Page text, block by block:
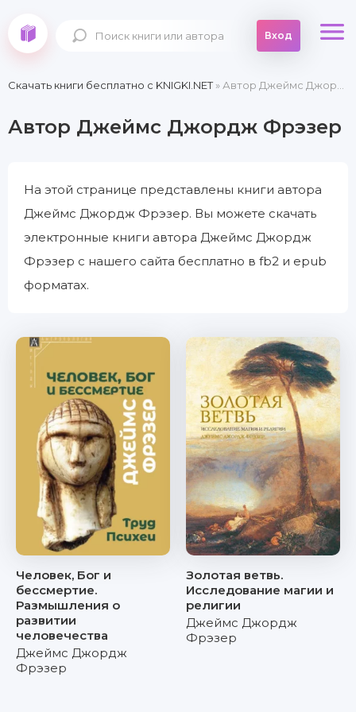
Вход
Скачать книги бесплатно c KNIGKI.NET» Автор Джеймс Джордж Фрэзер
Автор Джеймс Джордж Фрэзер
На этой странице представлены книги автора
Джеймс Джордж Фрэзер. Вы можете скачать
электронные книги автора Джеймс Джордж
Фрэзер с нашего сайта бесплатно в fb2 и epub
форматах.
Человек, Бог и
бессмертие.
Размышления о
развитии
человечества
Джеймс Джордж
Фрэзер
Золотая ветвь.
Исследование магии и
религии
Джеймс Джордж
Фрэзер